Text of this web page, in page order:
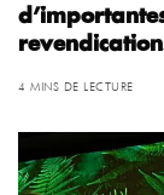
4 MINS DE LECTURE